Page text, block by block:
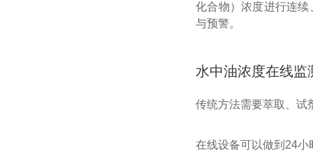
化合物）浓度进行连
与预警。
水中油浓度在线监
传统方法需要萃取、试
在线设备可以做到24